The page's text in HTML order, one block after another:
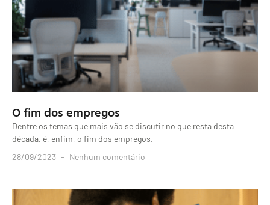
O fim dos empregos
Dentre os temas que mais vão se discutir no que resta desta
década, é, enfim, o fim dos empregos.
28/09/2023
Nenhum comentário